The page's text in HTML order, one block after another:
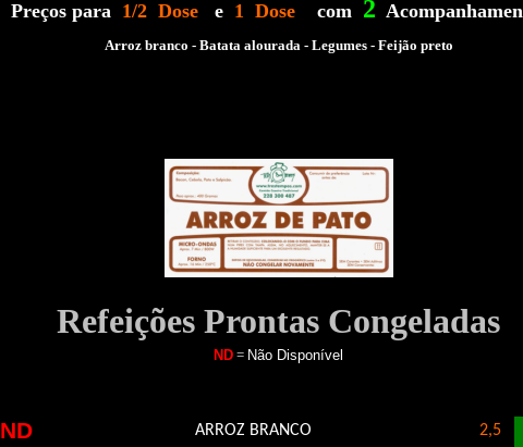
Preços para1/2 Dose e1 Dose com 2
Arroz branco - Batata alourada - Legumes - Feijão preto
Refeições Prontas Congeladas
ND = Não Disponível
ND ARROZ BRANCO 2,5